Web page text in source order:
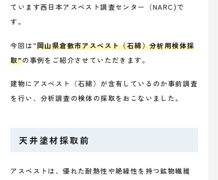
ています西日本アスベスト調査センター（NARC)で
す。
今回は”岡山県倉敷市アスベスト（石綿）分析用検体採
取”の事例をご紹介させていただきます。
建物にアスベスト（石綿）が含有しているのか事前調査
を行い、分析調査の検体の採取をおこないました。
天井塗材採取前
アスベストは、優れた耐熱性や絶縁性を持つ鉱物繊維